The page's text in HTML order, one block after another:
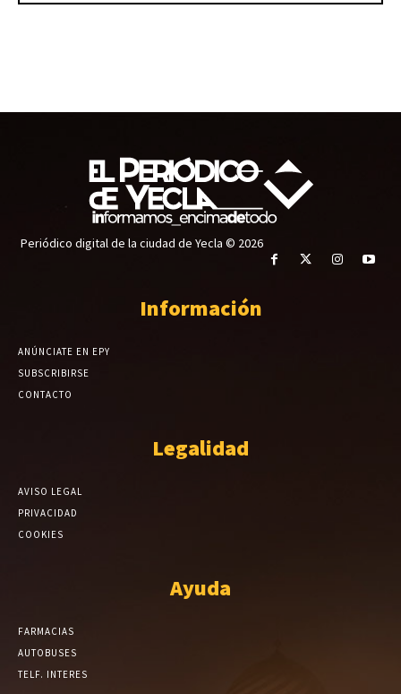
Periódico digital de la ciudad de Yecla © 2026
Información
ANÚNCIATE EN EPY
SUBSCRIBIRSE
CONTACTO
Legalidad
AVISO LEGAL
PRIVACIDAD
COOKIES
Ayuda
FARMACIAS
AUTOBUSES
TELF. INTERES